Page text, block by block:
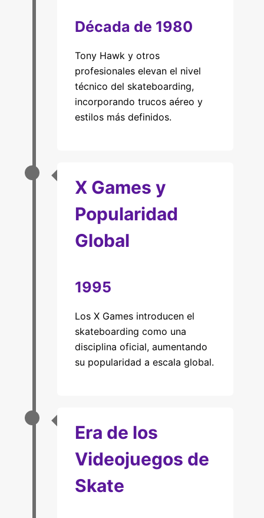
Década de 1980
Tony Hawk y otros
profesionales elevan el nivel
técnico del skateboarding,
incorporando trucos aéreo y
estilos más definidos.
X Games y
Popularidad
Global
1995
Los X Games introducen el
skateboarding como una
disciplina oficial, aumentando
su popularidad a escala global.
Era de los
Videojuegos de
Skate